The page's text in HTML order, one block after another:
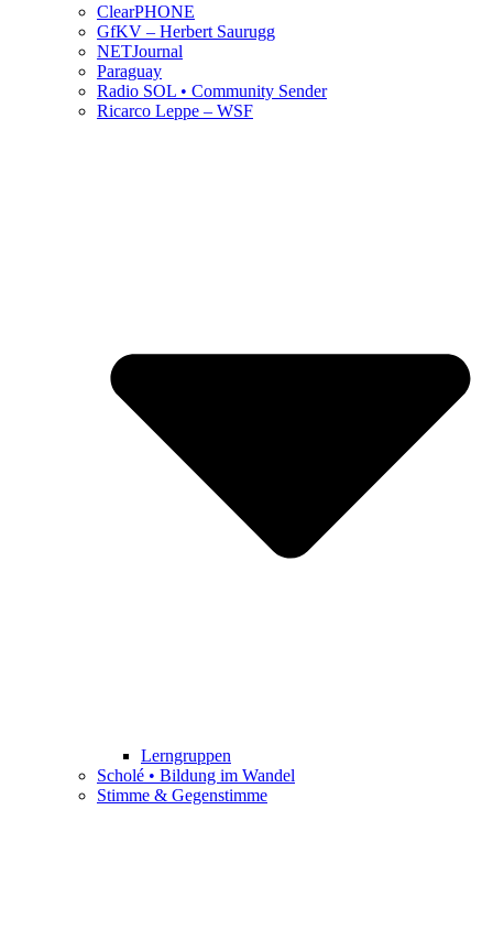
ClearPHONE
GfKV – Herbert Saurugg
NETJournal
Paraguay
Radio SOL • Community Sender
Ricarco Leppe – WSF
Lerngruppen
Scholé • Bildung im Wandel
Stimme & Gegenstimme